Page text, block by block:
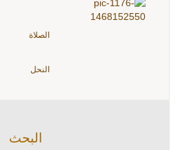
الصلاة
النحل
البحث